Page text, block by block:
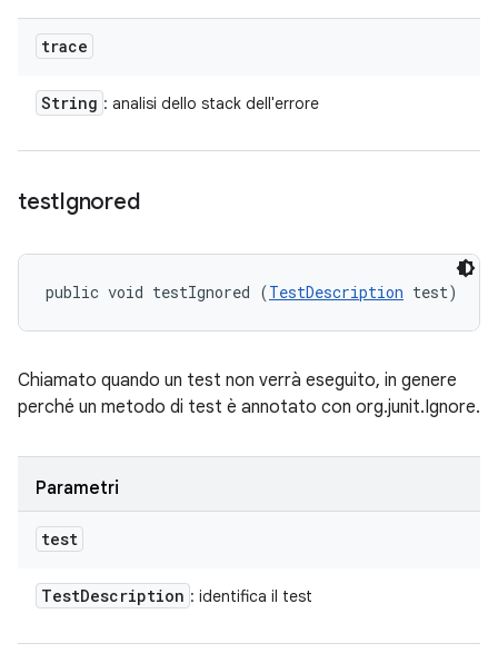
trace
String : analisi dello stack dell'errore
testIgnored
public void testIgnored (TestDescription test)
Chiamato quando un test non verrà eseguito, in genere
perché un metodo di test è annotato con org.junit.Ignore.
Parametri
test
TestDescription : identifica il test